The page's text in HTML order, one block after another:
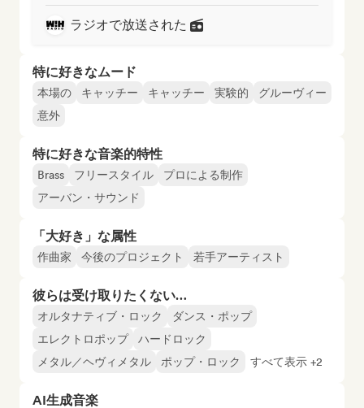
ラジオで放送された
特に好きなムード
本場の キャッチー キャッチー 実験的
グルーヴィー
意外
特に好きな音楽的特性
Brass フリースタイル
プロによる制作
アーバン・サウンド
「大好き」な属性
作曲家 今後のプロジェクト 若手アーティスト
彼らは受け取りたくない…
オルタナティブ・ロック
ダンス・ポップ
エレクトロポップ
ハードロック
メタル／ヘヴィメタル
ポップ・ロック すべて表示 +2
AI生成音楽